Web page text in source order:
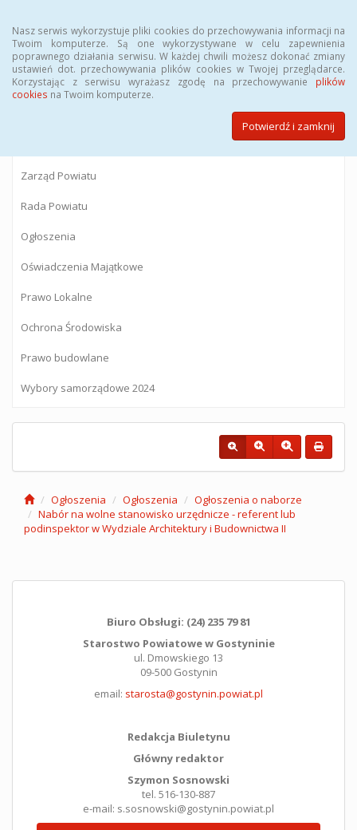
Nasz serwis wykorzystuje pliki cookies do przechowywania informacji na
Twoim komputerze. Są one wykorzystywane w celu zapewnienia
poprawnego działania serwisu. W każdej chwili możesz dokonać zmiany
ustawień dot. przechowywania plików cookies w Twojej przeglądarce.
Korzystając z serwisu wyrażasz zgodę na przechowywanie plików
cookies na Twoim komputerze.
Potwierdź i zamknij
BIULETYN INFORMACJI PUBLICZNEJ
Starostwa Powiatowego w Gostyninie
Zarząd Powiatu
Rada Powiatu
Ogłoszenia
Oświadczenia Majątkowe
Prawo Lokalne
Ochrona Środowiska
Prawo budowlane
Wybory samorządowe 2024
Ogłoszenia Ogłoszenia
Ogłoszenia o naborze
Nabór na wolne stanowisko urzędnicze - referent lub
podinspektor w Wydziale Architektury i Budownictwa II
Biuro Obsługi: (24) 235 79 81
Starostwo Powiatowe w Gostyninie
ul. Dmowskiego 13
09-500 Gostynin
email: starosta@gostynin.powiat.pl
Redakcja Biuletynu
Główny redaktor
Szymon Sosnowski
tel. 516-130-887
e-mail: s.sosnowski@gostynin.powiat.pl